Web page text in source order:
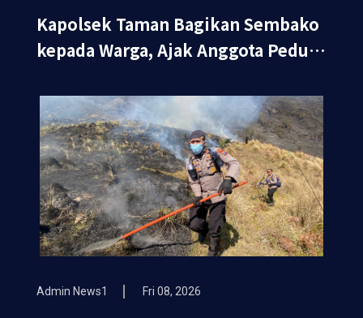
Kapolsek Taman Bagikan Sembako
kepada Warga, Ajak Anggota Peduli
Admin News1 Fri 08, 2026